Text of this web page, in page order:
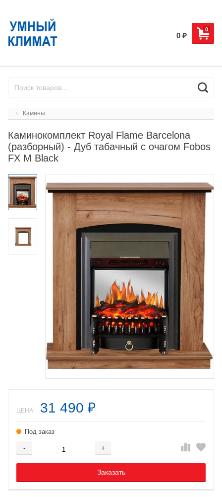
0
0 ₽
Камины
Каминокомплект Royal Flame Barcelona
(разборный) - Дуб табачный с очагом Fobos
FX M Black
ЦЕНА: 31 490 ₽
Под заказ
- +
Добавляется...
Заказать
Добавлен